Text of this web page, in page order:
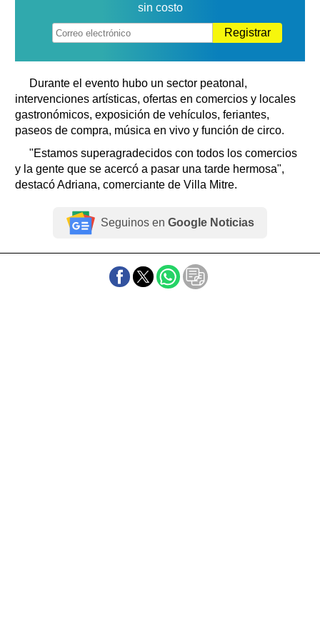
sin costo
Registrar
Durante el evento hubo un sector peatonal,
intervenciones artísticas, ofertas en comercios y locales
gastronómicos, exposición de vehículos, feriantes,
paseos de compra, música en vivo y función de circo.
"Estamos superagradecidos con todos los comercios
y la gente que se acercó a pasar una tarde hermosa",
destacó Adriana, comerciante de Villa Mitre.
Seguinos en Google Noticias